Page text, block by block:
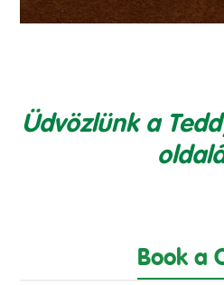
Üdvözlünk a
Book a